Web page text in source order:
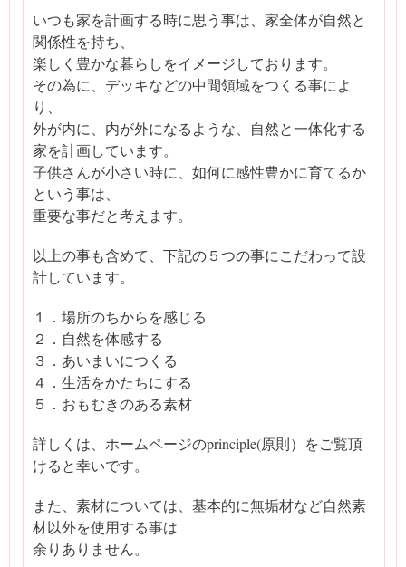
いつも家を計画する時に思う事は、家全体が自然と
関係性を持ち、
楽しく豊かな暮らしをイメージしております。
その為に、デッキなどの中間領域をつくる事によ
り、
外が内に、内が外になるような、自然と一体化する
家を計画しています。
子供さんが小さい時に、如何に感性豊かに育てるか
という事は、
重要な事だと考えます。
以上の事も含めて、下記の５つの事にこだわって設
計しています。
１．場所のちからを感じる
２．自然を体感する
３．あいまいにつくる
４．生活をかたちにする
５．おもむきのある素材
詳しくは、ホームページのprinciple(原則）をご覧頂
けると幸いです。
また、素材については、基本的に無垢材など自然素
材以外を使用する事は
余りありません。